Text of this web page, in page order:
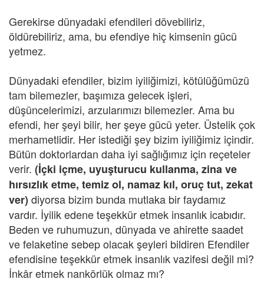
Gerekirse dünyadaki efendileri dövebiliriz,
öldürebiliriz, ama, bu efendiye hiç kimsenin gücü
yetmez.
Dünyadaki efendiler, bizim iyiliğimizi, kötülüğümüzü
tam bilemezler, başımıza gelecek işleri,
düşüncelerimizi, arzularımızı bilemezler. Ama bu
efendi, her şeyi bilir, her şeye gücü yeter. Üstelik çok
merhametlidir. Her istediği şey bizim iyiliğimiz içindir.
Bütün doktorlardan daha iyi sağlığımız için reçeteler
verir. (İçki içme, uyuşturucu kullanma, zina ve
hırsızlık etme, temiz ol, namaz kıl, oruç tut, zekat
ver) diyorsa bizim bunda mutlaka bir faydamız
vardır. İyilik edene teşekkür etmek insanlık icabıdır.
Beden ve ruhumuzun, dünyada ve ahirette saadet
ve felaketine sebep olacak şeyleri bildiren Efendiler
efendisine teşekkür etmek insanlık vazifesi değil mi?
İnkâr etmek nankörlük olmaz mı?